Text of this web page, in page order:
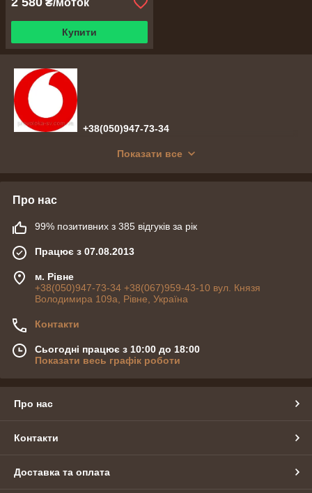
₴/моток
Купити
+38(050)947-73-34
Київ+38(044)232-11-57
Харків+38(057)727-02-71
Дніпро+38(056)736-21-14
Одеса+38(048)775-11-39
Зателефонуйте для безкоштовної
консультації фахівця зараз!
Показати все
Про нас
99% позитивних з 385 відгуків за рік
Працює з 07.08.2013
м. Рівне
+38(050)947-73-34 +38(067)959-43-10 вул. Князя
Володимира 109а, Рівне, Україна
Контакти
Сьогодні працює з 10:00 до 18:00
Показати весь графік роботи
Про нас
Контакти
Доставка та оплата